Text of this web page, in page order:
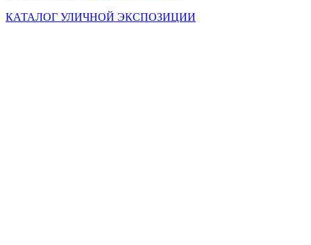
КАТАЛОГ УЛИЧНОЙ ЭКСПОЗИЦИИ